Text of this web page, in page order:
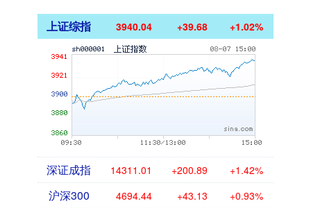
上证综指 3940.04 +39.68 +1.02%
深证成指 14311.01 +200.89 +1.42%
沪深300 4694.44 +43.13 +0.93%